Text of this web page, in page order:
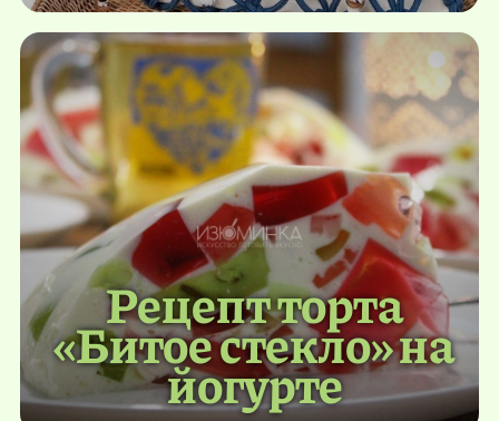
Рецепт торта
«Битое стекло» на
йогурте